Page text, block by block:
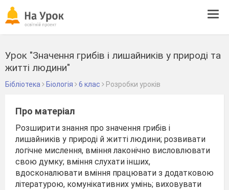
Урок "Значення грибів і лишайників у природі та
житті людини"
Бібліотека Біологія 6 клас Розробки уроків
Про матеріал
Розширити знання про значення грибів і
лишайників у природі й житті людини; розвивати
логічне мислення, вміння лаконічно висловлювати
свою думку; вміння слухати інших,
вдосконалювати вміння працювати з додатковою
літературою, комунікативних умінь; виховувати